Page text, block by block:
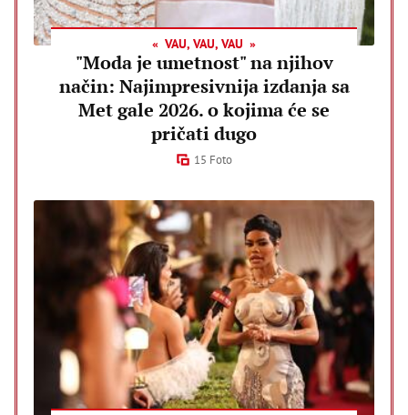
VAU, VAU, VAU
"Moda je umetnost" na njihov
način: Najimpresivnija izdanja sa
Met gale 2026. o kojima će se
pričati dugo
15 Foto